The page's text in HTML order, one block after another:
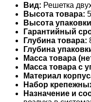
Вид: Решетка
Высота товара:
Высота
Гарантийный
Глубина товара:
Глубина
Масса товара
Масса товара с
Материал
Набор
Назначение и